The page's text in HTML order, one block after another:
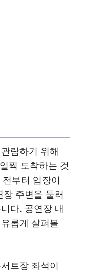
람하기 위해
찍 도착하는 것
부터 입장이
주변을 둘러
다. 공연장 내
롭게 살펴볼
트장 좌석이